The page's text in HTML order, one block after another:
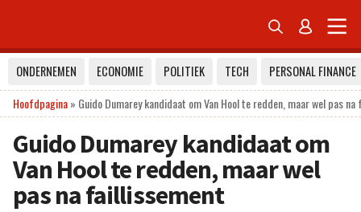
 
ONDERNEMEN ECONOMIE POLITIEK TECH
PERSONAL FINANCE
Hoofdpagina» Guido Dumarey kandidaat om Van Hool te redden, maar wel pas
Guido Dumarey kandidaat om
Van Hool te redden, maar wel
pas na faillissement